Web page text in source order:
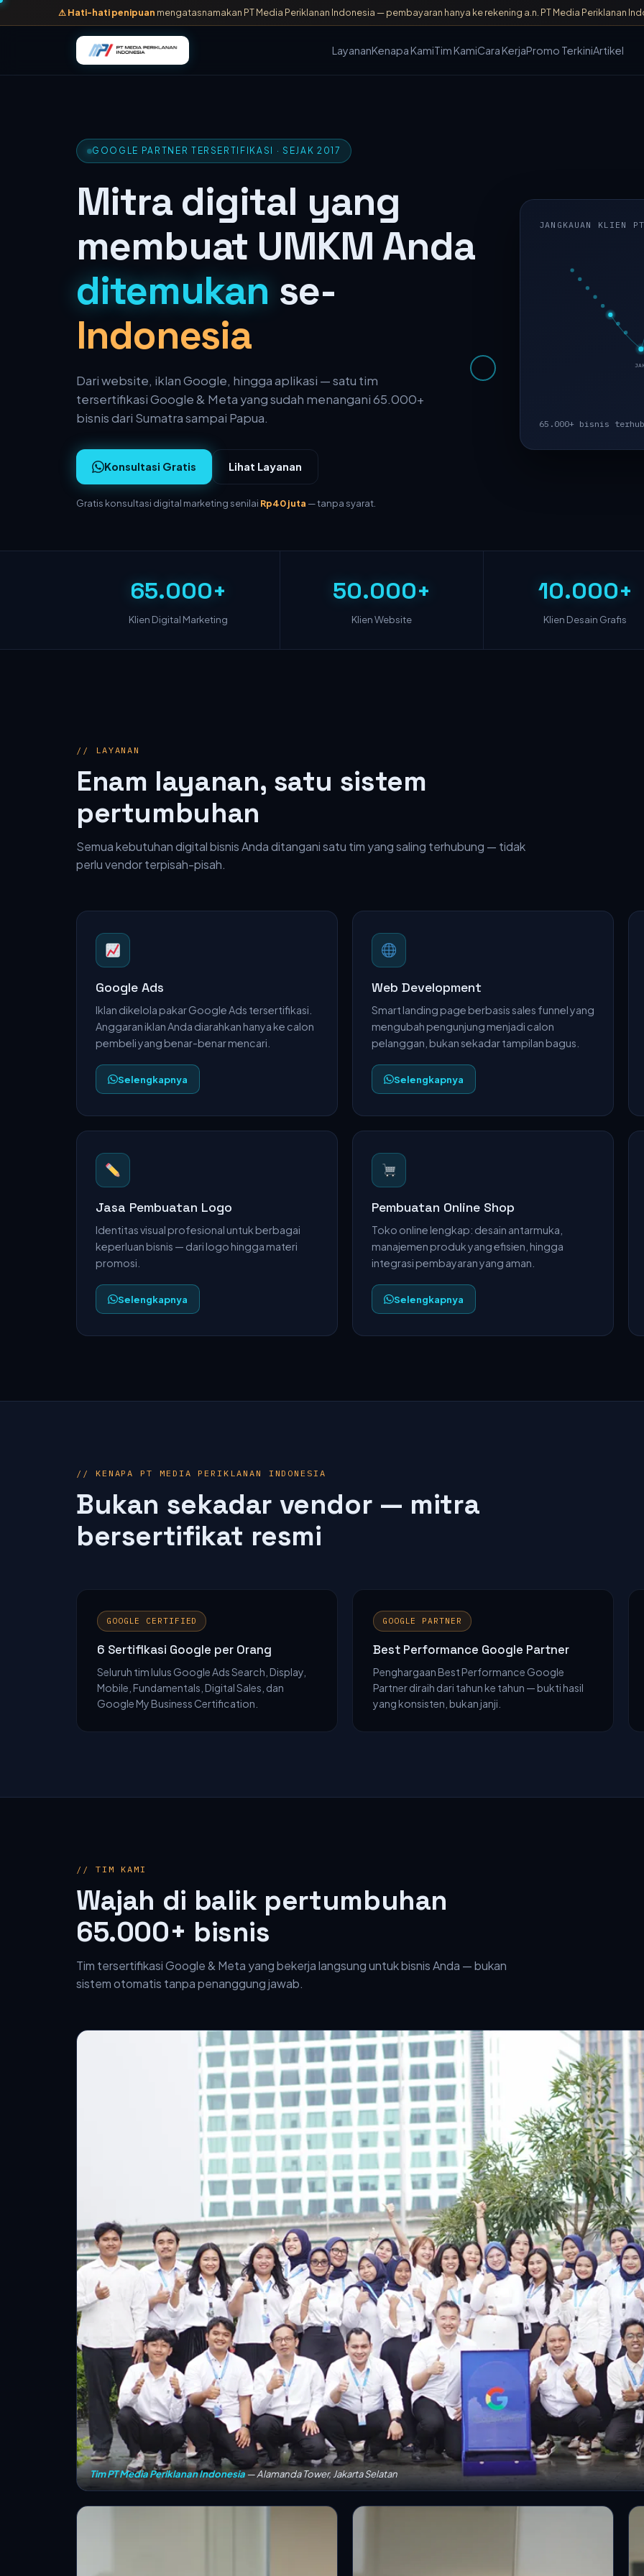
⚠ Hati-hati penipuan mengatasnamakan PT Media Periklanan Indonesia — pembayaran hanya ke rekening a.n. PT Media Periklanan
LayananKenapa KamiTim KamiCara KerjaPromo TerkiniArtikel
GOOGLE PARTNER TERSERTIFIKASI · SEJAK 2017
Mitra digital yang
membuat UMKM Anda
ditemukan se-
Indonesia
Dari website, iklan Google, hingga aplikasi — satu tim
tersertifikasi Google & Meta yang sudah menangani 65.000+
bisnis dari Sumatra sampai Papua.
Konsultasi Gratis Lihat Layanan
Gratis konsultasi digital marketing senilai Rp40 juta — tanpa syarat.
JANGKAUAN KLIEN
65.000+ bisnis
65.000+
Klien Digital Marketing
50.000+
Klien Website
10.000+
Klien Desain Grafis
// LAYANAN
Enam layanan, satu sistem
pertumbuhan
Semua kebutuhan digital bisnis Anda ditangani satu tim yang saling terhubung — tidak
perlu vendor terpisah-pisah.
Google Ads
Iklan dikelola pakar Google Ads tersertifikasi.
Anggaran iklan Anda diarahkan hanya ke calon
pembeli yang benar-benar mencari.
Selengkapnya
Web Development
Smart landing page berbasis sales funnel yang
mengubah pengunjung menjadi calon
pelanggan, bukan sekadar tampilan bagus.
Selengkapnya
Jasa Pembuatan Logo
Identitas visual profesional untuk berbagai
keperluan bisnis — dari logo hingga materi
promosi.
Selengkapnya
Pembuatan Online Shop
Toko online lengkap: desain antarmuka,
manajemen produk yang efisien, hingga
integrasi pembayaran yang aman.
Selengkapnya
// KENAPA PT MEDIA PERIKLANAN INDONESIA
Bukan sekadar vendor — mitra
bersertifikat resmi
GOOGLE CERTIFIED
6 Sertifikasi Google per Orang
Seluruh tim lulus Google Ads Search, Display,
Mobile, Fundamentals, Digital Sales, dan
Google My Business Certification.
GOOGLE PARTNER
Best Performance Google Partner
Penghargaan Best Performance Google
Partner diraih dari tahun ke tahun — bukti hasil
yang konsisten, bukan janji.
// TIM KAMI
Wajah di balik pertumbuhan
65.000+ bisnis
Tim tersertifikasi Google & Meta yang bekerja langsung untuk bisnis Anda — bukan
sistem otomatis tanpa penanggung jawab.
Tim PT Media Periklanan Indonesia— Alamanda Tower, Jakarta Selatan